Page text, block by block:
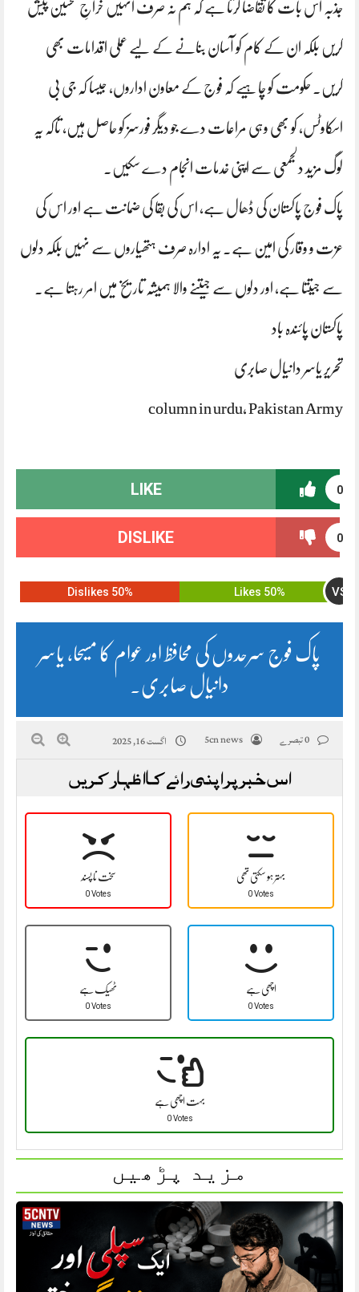
جذبہ اس بات کا تقاضا کرتا ہے کہ ہم نہ صرف انہیں خراجِ تحسین پیش
کریں بلکہ ان کے کام کو آسان بنانے کے لیے عملی اقدامات بھی
کریں۔ حکومت کو چاہیے کہ فوج کے معاون اداروں، جیسا کہ جی بی
اسکاوٹس، کو بھی وہی مراعات دے جو دیگر فورسز کو حاصل ہیں، تاکہ یہ
لوگ مزید دلجمعی سے اپنی خدمات انجام دے سکیں۔
پاک فوج پاکستان کی ڈھال ہے، اس کی بقا کی ضمانت ہے اور اس کی
عزت و وقار کی امین ہے۔ یہ ادارہ صرف ہتھیاروں سے نہیں بلکہ دلوں
سے جیتتا ہے، اور دلوں سے جیتنے والا ہمیشہ تاریخ میں امر رہتا ہے۔
پاکستان پائندہ باد
تحریر یاسر دانیال صابری
column in urdu, Pakistan Army
0
LIKE
0
DISLIKE
50% Likes VS
50% Dislikes
پاک فوج سرحدوں کی محافظ اور عوام کا مسیحا، یاسر
دانیال صابری۔
5cn news اگست 16, 2025
اس خبر پر اپنی رائے کا اظہار کریں
سخت نا پسند
0 Votes
بہتر ہو سکتی تھی
0 Votes
ٹھیک ہے
0 Votes
اچھی ہے
0 Votes
بہت اچھی ہے
0 Votes
مزید پڑھیں